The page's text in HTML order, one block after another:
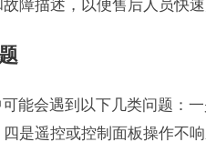
障描述，以便售后人员快
能会遇到以下几类问题：
是遥控或控制面板操作不